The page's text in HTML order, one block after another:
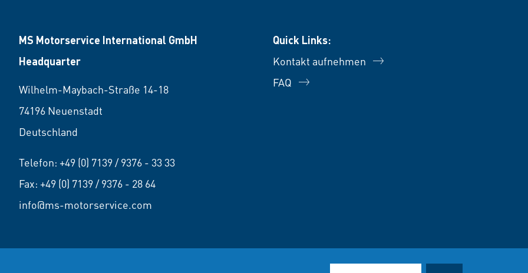
MS Motorservice International GmbH
Headquarter
Wilhelm-Maybach-Straße 14-18
74196 Neuenstadt
Deutschland
Telefon: +49 (0) 7139 / 9376 - 33 33
Fax: +49 (0) 7139 / 9376 - 28 64
info@ms-motorservice.com
Quick Links:
Kontakt aufnehmen
FAQ